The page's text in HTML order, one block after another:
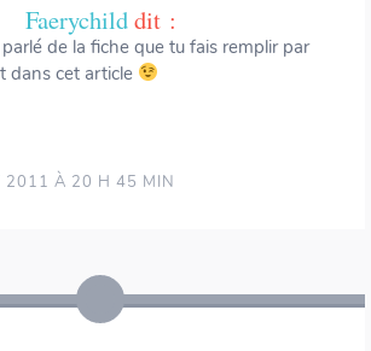
Faerychilddit :
de la fiche que tu fais remplir par
dans cet article
2011 À 20 H 45 MIN